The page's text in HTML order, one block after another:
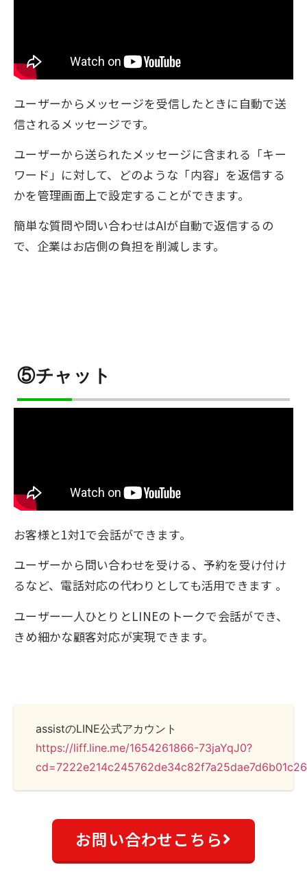
ユーザーからメッセージを受信したときに自動で送
信されるメッセージです。
ユーザーから送られたメッセージに含まれる「キー
ワード」に対して、どのような「内容」を返信する
かを管理画面上で設定することができます。
簡単な質問や問い合わせはAIが自動で返信するの
で、企業はお店側の負担を削減します。
⑤チャット
お客様と1対1で会話ができます。
ユーザーから問い合わせを受ける、予約を受け付け
るなど、電話対応の代わりとしても活用できます 。
ユーザー一人ひとりとLINEのトークで会話ができ、
きめ細かな顧客対応が実現できます。
assistのLINE公式アカウント
https://liff.line.me/1654261866-73jaYqJ0?
お問い合わせこちら